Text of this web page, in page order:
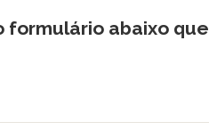
formulário abaixo que